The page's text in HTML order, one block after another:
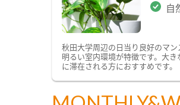
自
秋田大学周辺の日当り良好のマ
明るい室内環境が特徴です。大
に滞在される方におすすめです。